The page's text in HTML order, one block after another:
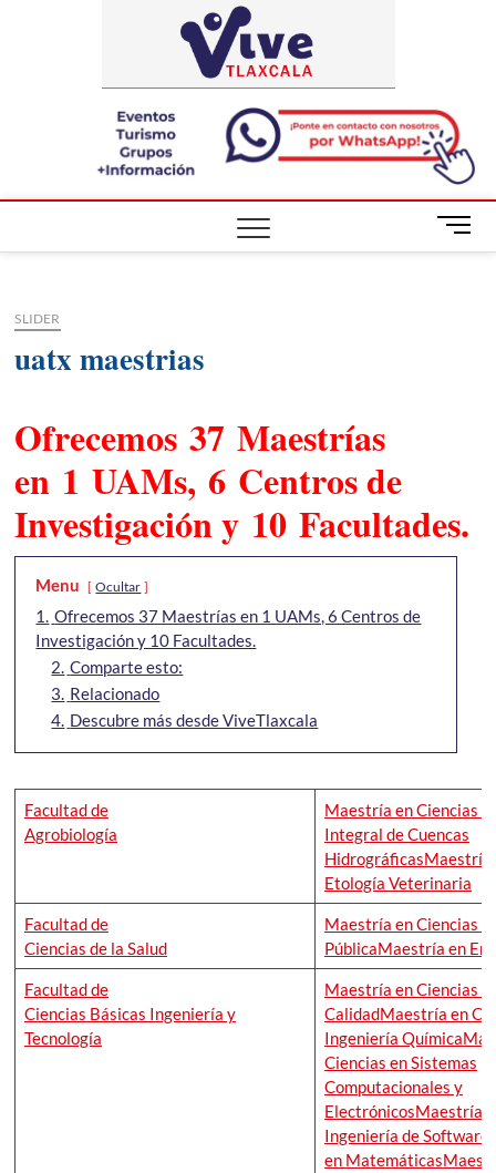
B
o
SLIDER
uatx maestrias
Ofrecemos 37 Maestrías
en 1 UAMs, 6 Centros de
Investigación y 10 Facultades.
Menu Ocultar
1. Ofrecemos 37 Maestrías en 1 UAMs, 6 Centros de
Investigación y 10 Facultades.
2. Comparte esto:
3. Relacionado
4. Descubre más desde ViveTlaxcala
Facultad de
Agrobiología
Maestría en Ciencias
Integral de Cuencas
HidrográficasMaestría
Etología Veterinaria
Facultad de
Ciencias de la Salud
Maestría en Ciencias
PúblicaMaestría en
Facultad de
Ciencias Básicas Ingeniería y
Tecnología
Maestría en Ciencias
CalidadMaestría en
Ingeniería Química
Ciencias en Sistemas
Computacionales y
ElectrónicosMaestría
Ingeniería de Software
en Matemáticas